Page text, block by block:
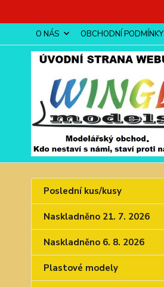
O NÁS OBCHODNÍ PODMÍNKY
Poslední kus/kusy
Naskladněno 21. 7. 2026
Naskladněno 6. 8. 2026
Plastové modely